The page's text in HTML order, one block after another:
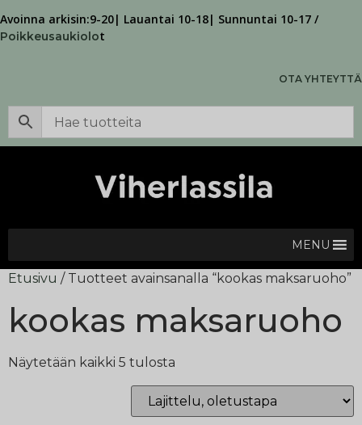
Avoinna arkisin:9-20| Lauantai 10-18| Sunnuntai 10-17 /
Poikkeusaukiolot
OTA YHTEYTTÄ
MENU
Etusivu / Tuotteet avainsanalla “kookas maksaruoho”
kookas maksaruoho
Näytetään kaikki 5 tulosta